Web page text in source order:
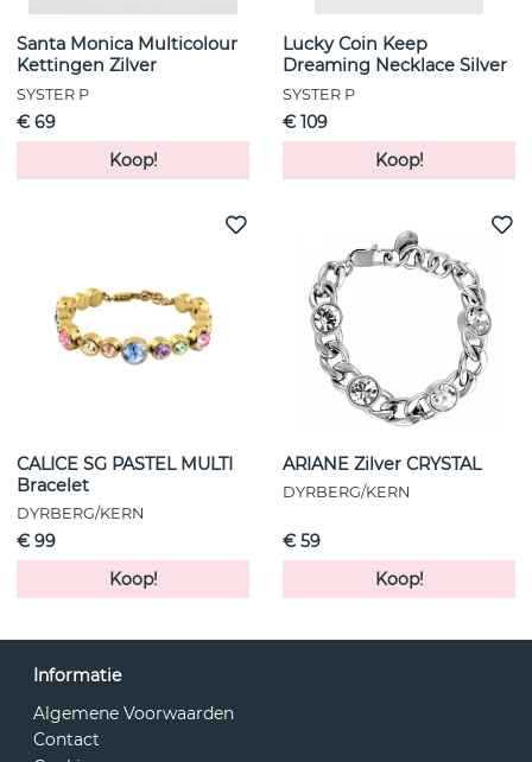
Santa Monica Multicolour
Kettingen Zilver
SYSTER P
€ 69
Koop!
Lucky Coin Keep
Dreaming Necklace Silver
SYSTER P
€ 109
Koop!
CALICE SG PASTEL MULTI
Bracelet
DYRBERG/KERN
€ 99
Koop!
ARIANE Zilver CRYSTAL
DYRBERG/KERN
€ 59
Koop!
Informatie
Algemene Voorwaarden
Contact